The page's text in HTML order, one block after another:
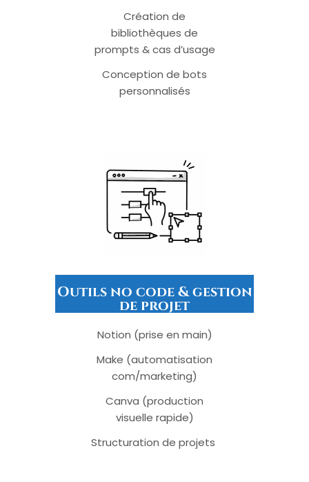
Création de
bibliothèques de
prompts & cas d’usage
Conception de bots
personnalisés
Outils no code & gestion
de projet
Notion (prise en main)
Make (automatisation
com/marketing)
Canva (production
visuelle rapide)
Structuration de projets